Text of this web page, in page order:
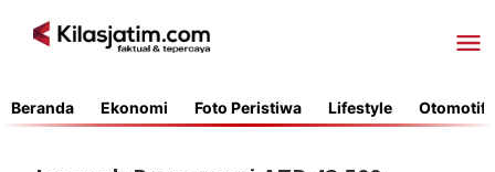
Beranda Ekonomi Foto Peristiwa Lifestyle Otomotif